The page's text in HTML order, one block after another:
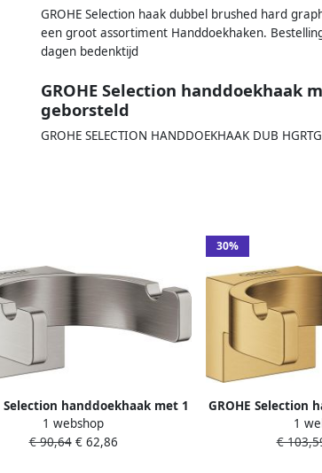
GROHE Selection haak dubbel brushed hard
een groot assortiment Handdoekhaken.
dagen bedenktijd
GROHE Selection
geborsteld
GROHE SELECTION HANDDOEKHAAK DUB HGRTG
Selection handdoekhaak met 1
30x58mm kleur supersteel
1 webshop
€ 90,64€ 62,86
30%
GROHE Selection
haak hxd
1
€